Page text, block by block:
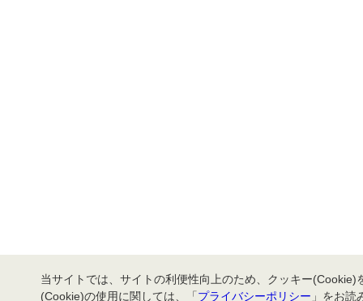
当サイトでは、サイトの利便性向上のため、クッキー
(Cookie)の使用に関しては、「プライバシーポリシー 」をお読